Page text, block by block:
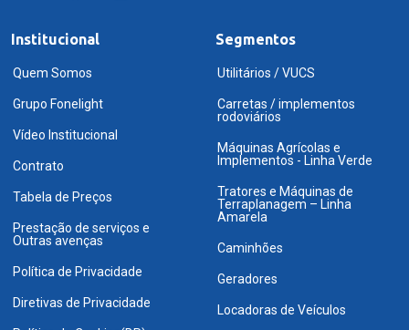
Institucional
Quem Somos
Grupo Fonelight
Vídeo Institucional
Contrato
Tabela de Preços
Prestação de serviços e
Outras avenças
Política de Privacidade
Diretivas de Privacidade
Segmentos
Utilitários / VUCS
Carretas / implementos
rodoviários
Máquinas Agrícolas e
Implementos - Linha Verde
Tratores e Máquinas de
Terraplanagem – Linha
Amarela
Caminhões
Geradores
Locadoras de Veículos